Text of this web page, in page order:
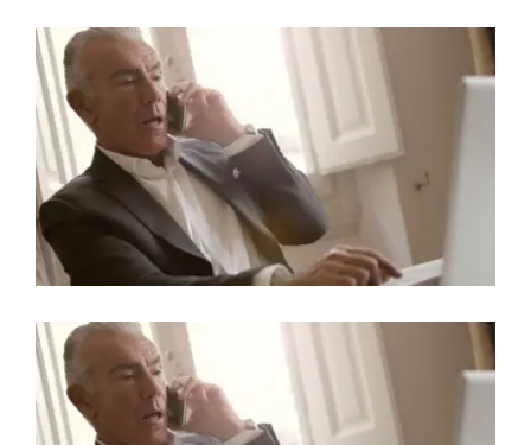
View
Larger
Image